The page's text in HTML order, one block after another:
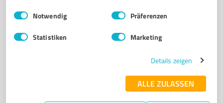
Impressum Datenschutzbestimmungen
Einwilligungsauswahl
Notwendig Präferenzen
Statistiken Marketing
Details zeigen
ALLE ZULASSEN
4,70 / 5,00
40 Bewertungen (1 Quelle)